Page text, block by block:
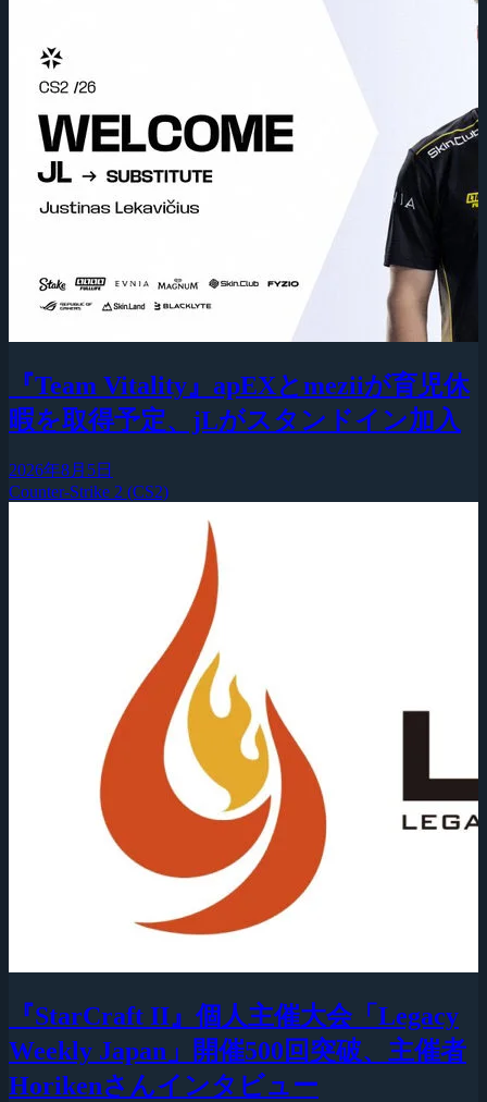
『Team Vitality』apEXとmeziiが育児休
暇を取得予定、jLがスタンドイン加入
2026年8月5日
Counter-Strike 2 (CS2)
『StarCraft II』個人主催大会「Legacy
Weekly Japan」開催500回突破、主催者
Horikenさんインタビュー